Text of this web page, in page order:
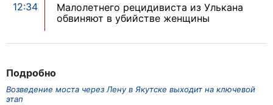
Подробно
Возведение моста через Лену в Якутске выходит на ключевой
этап
12:34
Малолетнего рецидивиста из Улькана
обвиняют в убийстве женщины